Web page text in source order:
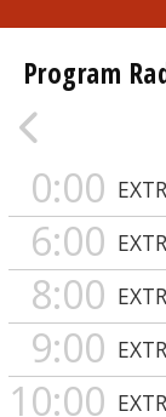
Program
0:00
6:00
8:00
9:00
10:00